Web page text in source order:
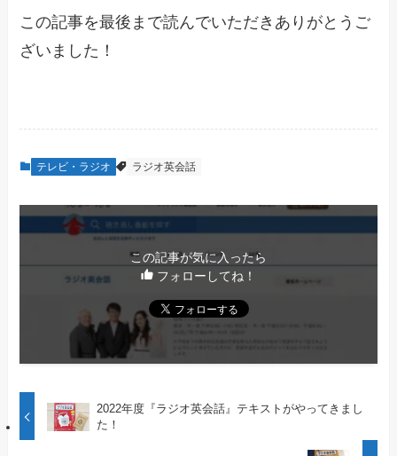
この記事を最後まで読んでいただきありがとうご
ざいました！
テレビ・ラジオ ラジオ英会話
この記事が気に入ったら
フォローしてね！
2022年度『ラジオ英会話』テキストがやってきまし
た！